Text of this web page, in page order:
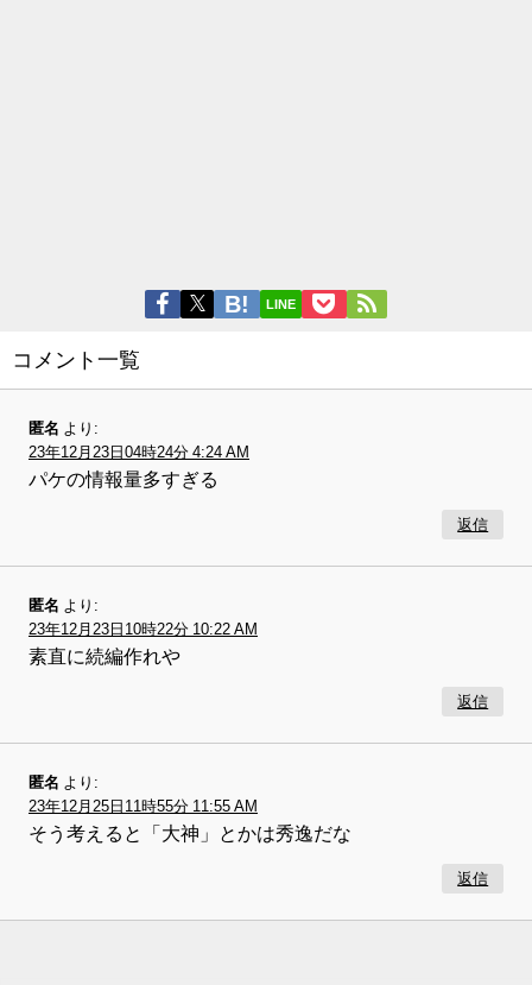
LINE
コメント一覧
匿名 より:
23年12月23日04時24分 4:24 AM
パケの情報量多すぎる
返信
匿名 より:
23年12月23日10時22分 10:22 AM
素直に続編作れや
返信
匿名 より:
23年12月25日11時55分 11:55 AM
そう考えると「大神」とかは秀逸だな
返信